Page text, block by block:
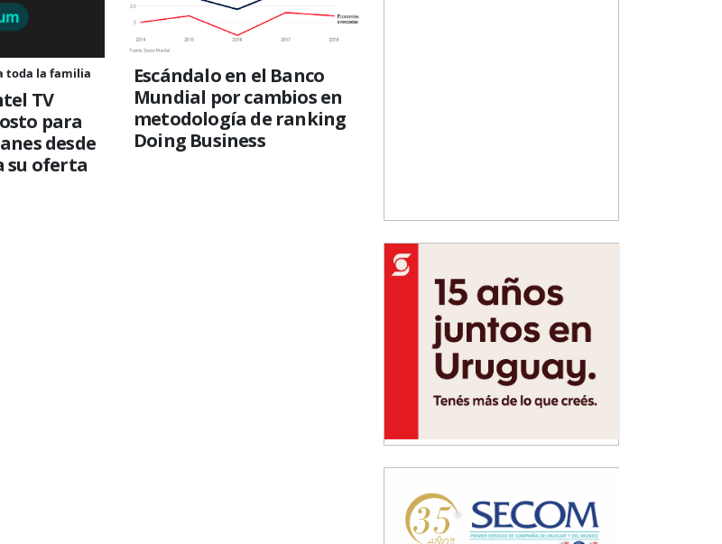
toda la familia
TV
para
desde
su oferta
Escándalo en el Banco
Mundial por cambios en
metodología de ranking
Doing Business